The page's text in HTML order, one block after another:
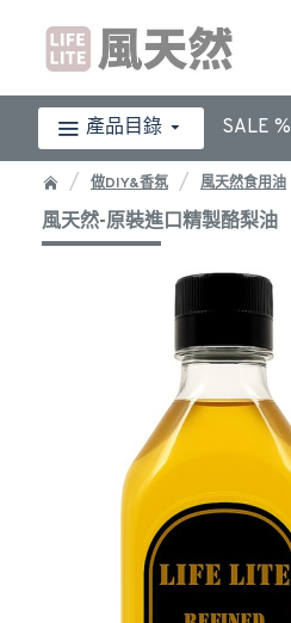
產品目錄 SALE %
做DIY&香氛 風天然食用油
風天然-原裝進口精製酪梨油